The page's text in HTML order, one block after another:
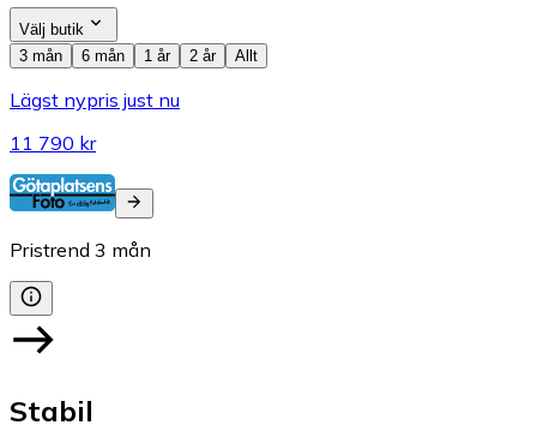
Välj butik
3 mån
6 mån 1 år 2 år Allt
Lägst nypris just nu
11 790 kr
Pristrend 3 mån
Stabil